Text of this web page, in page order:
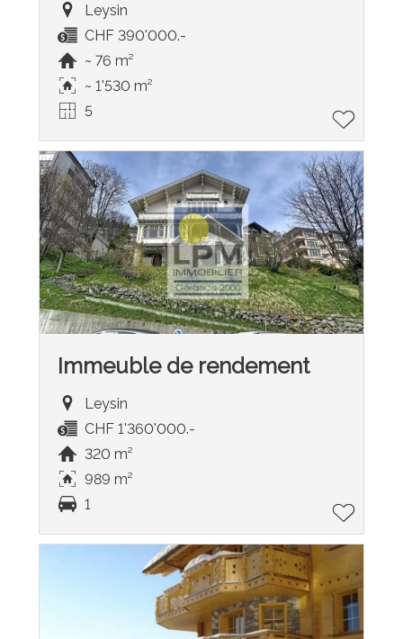
Leysin
CHF 390'000.-
~ 76 m²
~ 1'530 m²
5
Immeuble de rendement
Leysin
CHF 1'360'000.-
320 m²
989 m²
1